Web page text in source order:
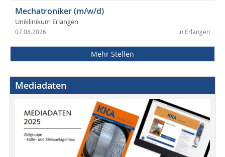
Mechatroniker (m/w/d)
Uniklinikum Erlangen
in Erlangen
07.08.2026
Mehr Stellen
Mediadaten